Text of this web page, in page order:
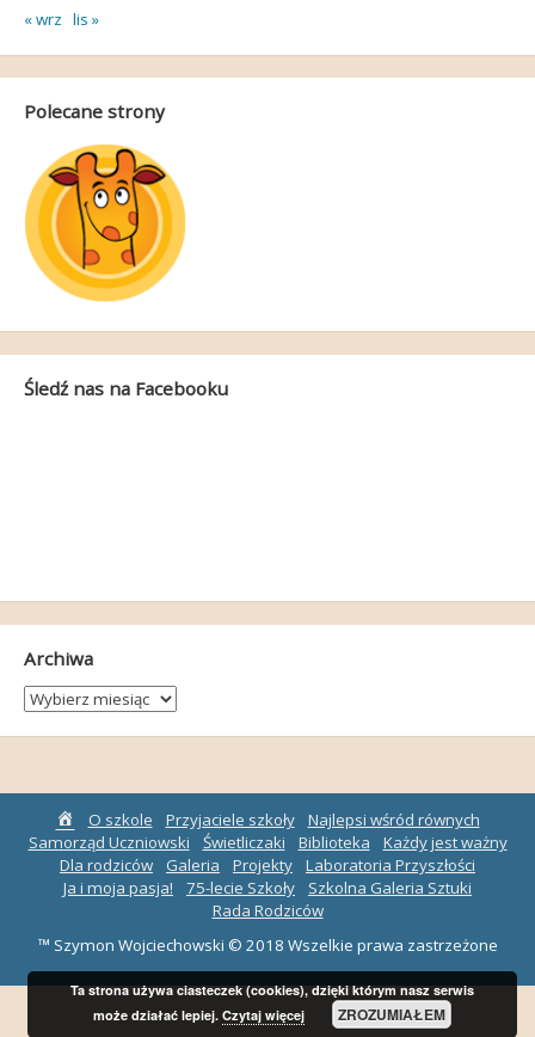
« wrz lis »
Polecane strony
Śledź nas na Facebooku
Archiwa
Archiwa
Strona
główna
O szkole Przyjaciele szkoły
Najlepsi wśród równych
Samorząd Uczniowski
Świetliczaki Biblioteka
Każdy jest ważny
Dla rodziców
Galeria Projekty
Laboratoria Przyszłości
Ja i moja pasja!
75-lecie Szkoły
Szkolna Galeria Sztuki
Rada Rodziców
™ Szymon Wojciechowski © 2018 Wszelkie prawa zastrzeżone
Ta strona używa ciasteczek (cookies), dzięki którym nasz serwis
może działać lepiej.Czytaj więcej ZROZUMIAŁEM